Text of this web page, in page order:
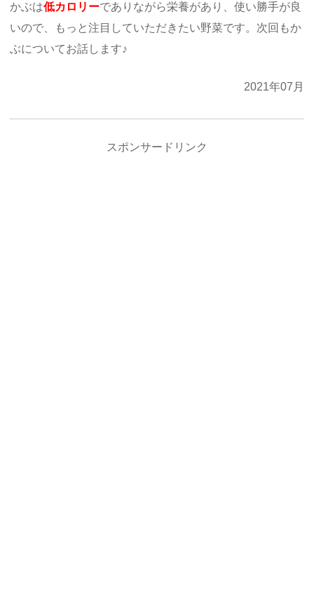
かぶは低カロリーでありながら栄養があり、使い勝手が良
いので、もっと注目していただきたい野菜です。次回もか
ぶについてお話します♪
2021年07月
スポンサードリンク